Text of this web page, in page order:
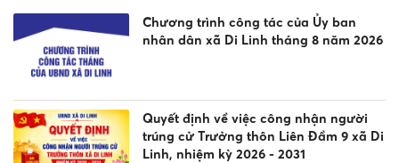
Chương trình công tác của Ủy ban
nhân dân xã Di Linh tháng 8 năm 2026
Quyết định về việc công nhận người
trúng cử Trưởng thôn Liên Đầm 9 xã Di
Linh, nhiệm kỳ 2026 - 2031